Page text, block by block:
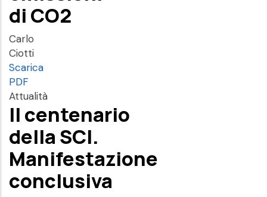
di CO2
Carlo
Ciotti
Scarica
PDF
Attualità
Il centenario
della SCI.
Manifestazione
conclusiva